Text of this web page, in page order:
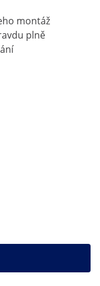
montáž
plně